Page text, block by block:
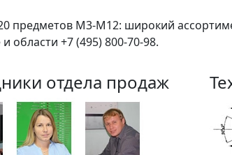
предметов М3-М12: широкий
области +7 (495) 800-70-98.
отдела продаж